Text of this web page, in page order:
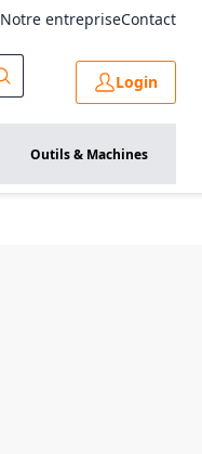
Notre entrepriseContact
Login
Outils & Machines